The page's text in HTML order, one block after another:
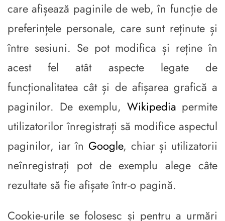
care afișează paginile de web, în funcție de
preferințele personale, care sunt reținute și
între sesiuni. Se pot modifica și reține în
acest fel atât aspecte legate de
funcționalitatea cât și de afișarea grafică a
paginilor. De exemplu, Wikipedia permite
utilizatorilor înregistrați să modifice aspectul
paginilor, iar în Google, chiar și utilizatorii
neînregistrați pot de exemplu alege câte
rezultate să fie afișate într-o pagină.
Cookie-urile se folosesc și pentru a urmări